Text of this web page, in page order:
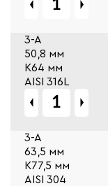
3-A
50,8 мм
К64 мм
AISI 316L
3-A
63,5 мм
К77,5 мм
AISI 304